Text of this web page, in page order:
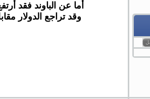
أما عن الباوند فقد
وقد تراجع الدولار مقابل سلة من العملات